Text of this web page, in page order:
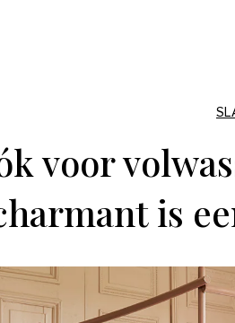
voor
is